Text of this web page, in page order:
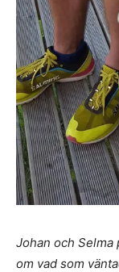
Johan och Selma
om vad som